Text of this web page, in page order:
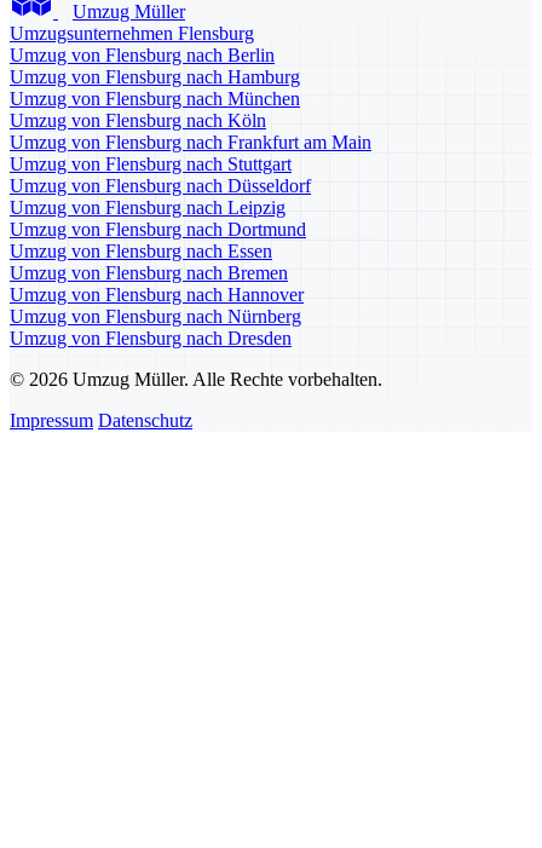
Umzug Müller
Umzugsunternehmen Flensburg
Umzug von Flensburg nach Berlin
Umzug von Flensburg nach Hamburg
Umzug von Flensburg nach München
Umzug von Flensburg nach Köln
Umzug von Flensburg nach Frankfurt am Main
Umzug von Flensburg nach Stuttgart
Umzug von Flensburg nach Düsseldorf
Umzug von Flensburg nach Leipzig
Umzug von Flensburg nach Dortmund
Umzug von Flensburg nach Essen
Umzug von Flensburg nach Bremen
Umzug von Flensburg nach Hannover
Umzug von Flensburg nach Nürnberg
Umzug von Flensburg nach Dresden
© 2026 Umzug Müller. Alle Rechte vorbehalten.
Impressum Datenschutz